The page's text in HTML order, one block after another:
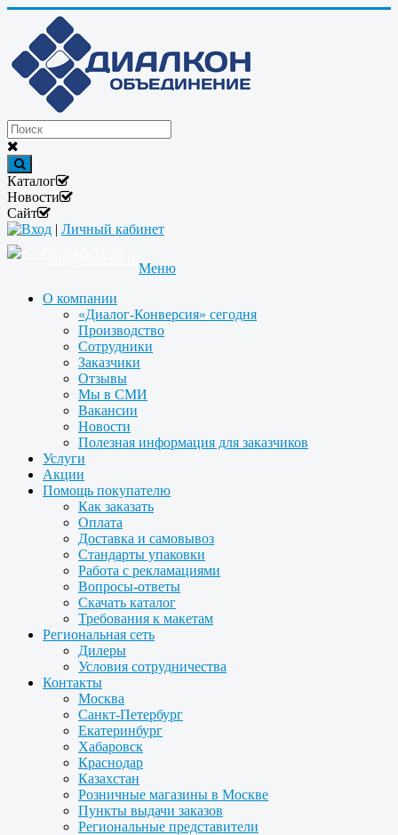
Каталог
Новости
Сайт
Вход | Личный кабинет
Меню
О компании
«Диалог-Конверсия» сегодня
Производство
Сотрудники
Заказчики
Отзывы
Мы в СМИ
Вакансии
Новости
Полезная информация для заказчиков
Услуги
Акции
Помощь покупателю
Как заказать
Оплата
Доставка и самовывоз
Стандарты упаковки
Работа с рекламациями
Вопросы-ответы
Скачать каталог
Требования к макетам
Региональная сеть
Дилеры
Условия сотрудничества
Контакты
Москва
Санкт-Петербург
Екатеринбург
Хабаровск
Краснодар
Казахстан
Розничные магазины в Москве
Пункты выдачи заказов
Региональные представители